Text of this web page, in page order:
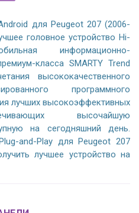
для Peugeot 207 (2006-
головное устройство Hi-
информационно-
класса SMARTY Trend
высококачественного
программного
лучших высокоэффективных
высочайшую
на сегодняшний день.
and-Play для Peugeot 207
лучшее устройство на